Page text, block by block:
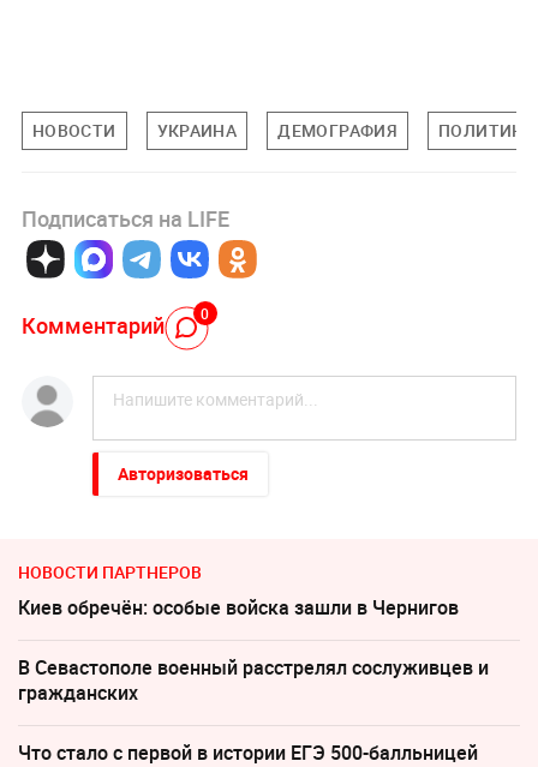
НОВОСТИ УКРАИНА ДЕМОГРАФИЯ ПОЛИТИКА
Подписаться на LIFE
Комментарий 0
Авторизоваться
НОВОСТИ ПАРТНЕРОВ
Киев обречён: особые войска зашли в Чернигов
В Севастополе военный расстрелял сослуживцев и
гражданских
Что стало с первой в истории ЕГЭ 500-балльницей